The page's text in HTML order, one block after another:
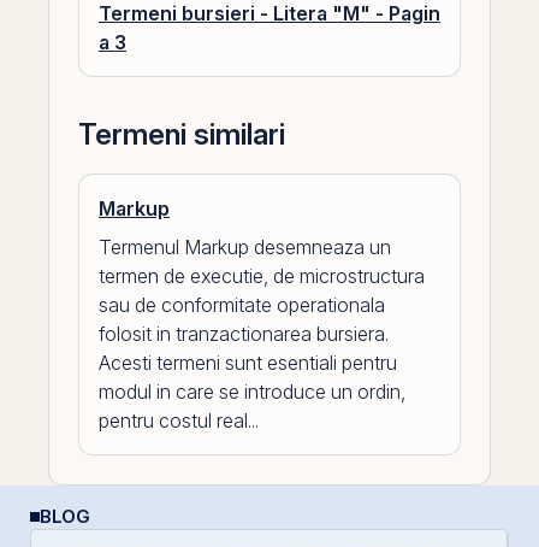
Termeni bursieri - Litera "M" - Pagin
a 3
Termeni similari
Markup
Termenul Markup desemneaza un
termen de executie, de microstructura
sau de conformitate operationala
folosit in tranzactionarea bursiera.
Acesti termeni sunt esentiali pentru
modul in care se introduce un ordin,
pentru costul real...
BLOG